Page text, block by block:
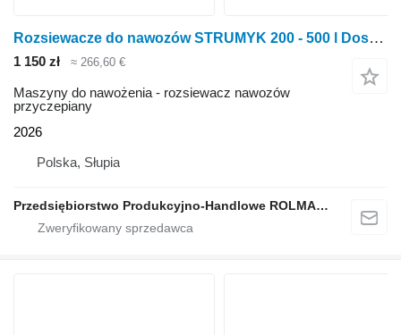
Rozsiewacze do nawozów STRUMYK 200 - 500 l Dostawa
1 150 zł ≈ 266,60 €
Maszyny do nawożenia - rozsiewacz nawozów
przyczepiany
2026
Polska, Słupia
Przedsiębiorstwo Produkcyjno-Handlowe ROLMAPOL Marcin Dziekan